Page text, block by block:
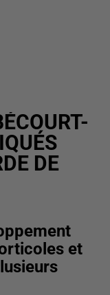
DE
et